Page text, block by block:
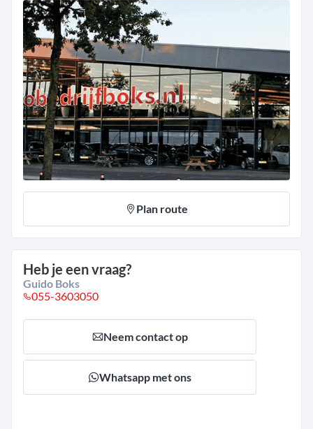
Plan route
Heb je een vraag?
Guido Boks
055-3603050
Neem contact op
Whatsapp met ons